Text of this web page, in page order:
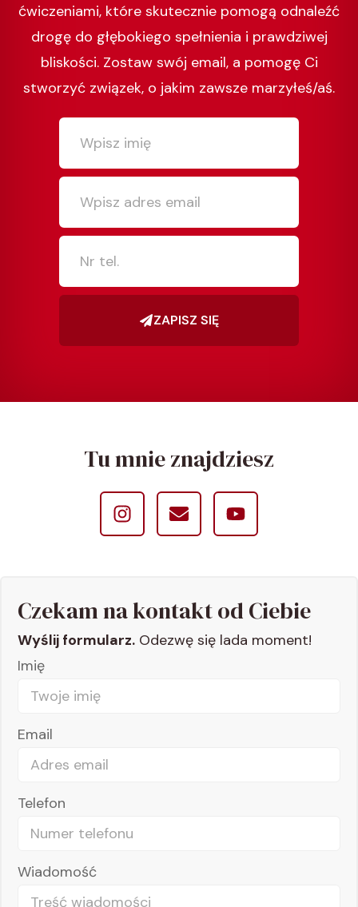
ćwiczeniami, które skutecznie pomogą odnaleźć
drogę do głębokiego spełnienia i prawdziwej
bliskości. Zostaw swój email, a pomogę Ci
stworzyć związek, o jakim zawsze marzyłeś/aś.
ZAPISZ SIĘ
Tu mnie znajdziesz
Czekam na kontakt od Ciebie
Wyślij formularz. Odezwę się lada moment!
Imię
Email
Telefon
Wiadomość